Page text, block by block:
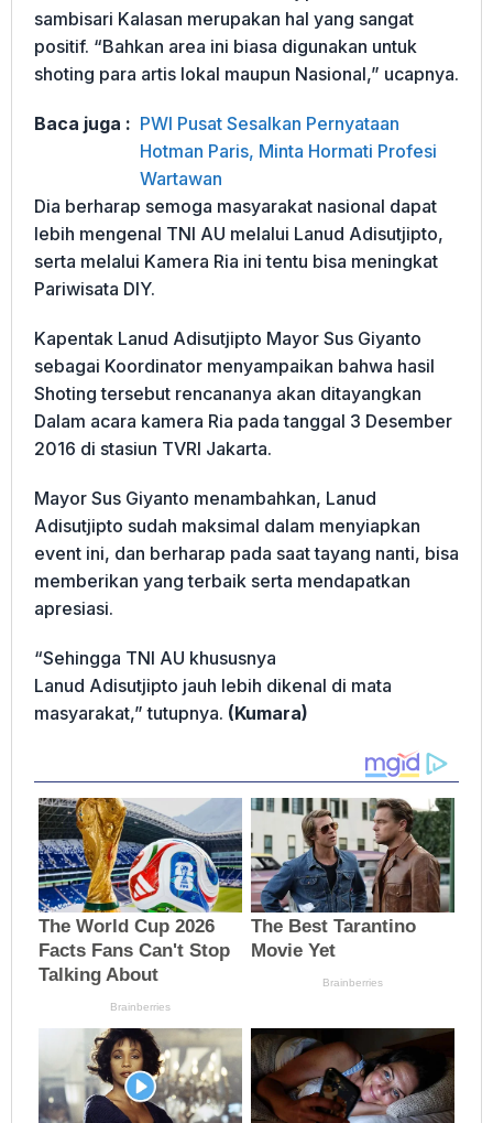
sambisari Kalasan merupakan hal yang sangat
positif. “Bahkan area ini biasa digunakan untuk
shoting para artis lokal maupun Nasional,” ucapnya.
Baca juga : PWI Pusat Sesalkan Pernyataan
Hotman Paris, Minta Hormati Profesi
Wartawan
Dia berharap semoga masyarakat nasional dapat
lebih mengenal TNI AU melalui Lanud Adisutjipto,
serta melalui Kamera Ria ini tentu bisa meningkat
Pariwisata DIY.
Kapentak Lanud Adisutjipto Mayor Sus Giyanto
sebagai Koordinator menyampaikan bahwa hasil
Shoting tersebut rencananya akan ditayangkan
Dalam acara kamera Ria pada tanggal 3 Desember
2016 di stasiun TVRI Jakarta.
Mayor Sus Giyanto menambahkan, Lanud
Adisutjipto sudah maksimal dalam menyiapkan
event ini, dan berharap pada saat tayang nanti, bisa
memberikan yang terbaik serta mendapatkan
apresiasi.
“Sehingga TNI AU khususnya
Lanud Adisutjipto jauh lebih dikenal di mata
masyarakat,” tutupnya. (Kumara)